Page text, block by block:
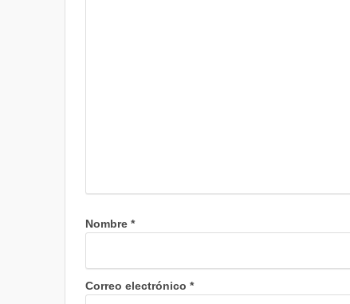
Nombre *
Correo electrónico *